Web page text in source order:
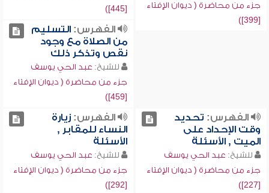
جزء من محاضرة ( ديوان الإفتاء
[399])
[445])
الفهرس:التسليم
من الصلاة مع وجود
نقص وتذكر ذلك
للشيخ: عبد الحي يوسف
جزء من محاضرة ( ديوان الإفتاء
[459])
الفهرس: تحديد
وقت الإحداد على
الميت , الأسئلة
للشيخ: عبد الحي يوسف
جزء من محاضرة ( ديوان الإفتاء
[227])
الفهرس:زيارة
النساء للمقابر ,
الأسئلة
للشيخ: عبد الحي يوسف
جزء من محاضرة ( ديوان الإفتاء
[292])